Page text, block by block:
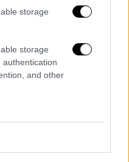
storage
storage
authentication
and other
06/08/2026
14:46